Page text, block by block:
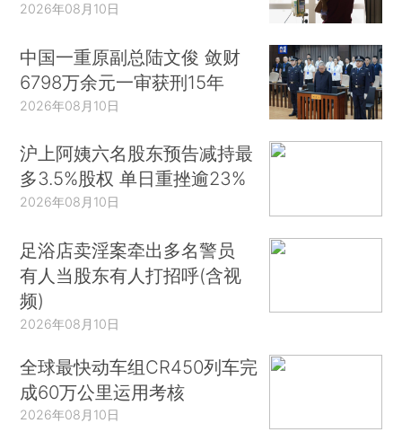
2026年08月10日
中国一重原副总陆文俊 敛财
6798万余元一审获刑15年
2026年08月10日
沪上阿姨六名股东预告减持最
多3.5%股权 单日重挫逾23%
2026年08月10日
足浴店卖淫案牵出多名警员
有人当股东有人打招呼(含视
频)
2026年08月10日
全球最快动车组CR450列车完
成60万公里运用考核
2026年08月10日